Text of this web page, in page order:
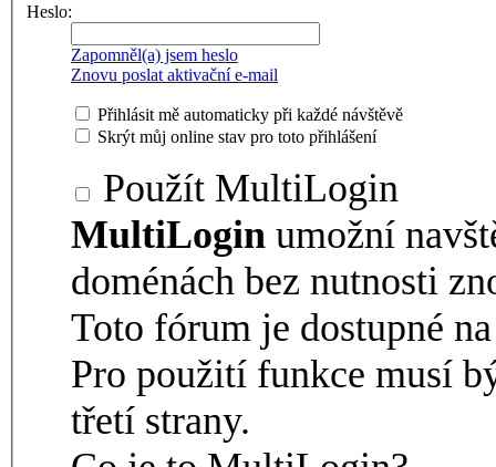
Heslo:
Zapomněl(a) jsem heslo
Znovu poslat aktivační e-mail
Přihlásit mě automaticky při každé návštěvě
Skrýt můj online stav pro toto přihlášení
Použít MultiLogin
MultiLogin umožní
doménách bez nutnosti
Toto fórum je dostupné
Pro použití funkce musí
třetí strany.